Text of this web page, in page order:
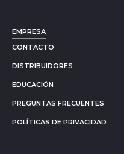
EMPRESA
CONTACTO
DISTRIBUIDORES
EDUCACIÓN
PREGUNTAS FRECUENTES
POLÍTICAS DE PRIVACIDAD